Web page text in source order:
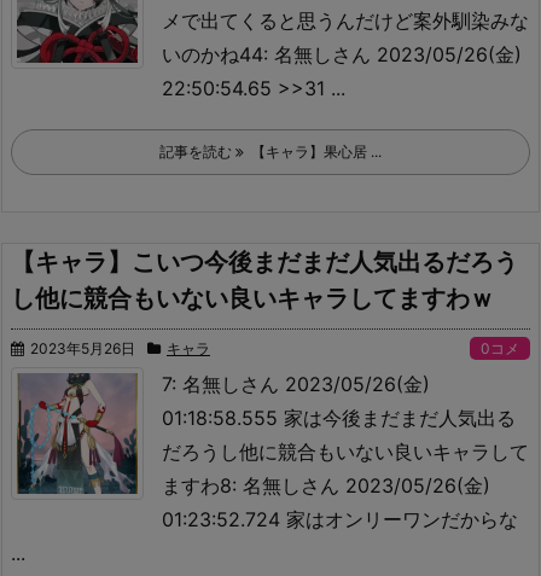
メで出てくると思うんだけど案外馴染みな
いのかね44: 名無しさん 2023/05/26(金)
22:50:54.65 >>31 ...
記事を読む 【キャラ】果心居 ...
【キャラ】こいつ今後まだまだ人気出るだろう
し他に競合もいない良いキャラしてますわｗ
2023年5月26日 キャラ 0コメ
7: 名無しさん 2023/05/26(金)
01:18:58.555 家は今後まだまだ人気出る
だろうし他に競合もいない良いキャラして
ますわ8: 名無しさん 2023/05/26(金)
01:23:52.724 家はオンリーワンだからな
...